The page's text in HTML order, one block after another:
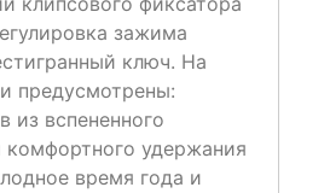
зажима
ключ. На
предусмотрены:
из вспененного
комфортного удержания
время года и